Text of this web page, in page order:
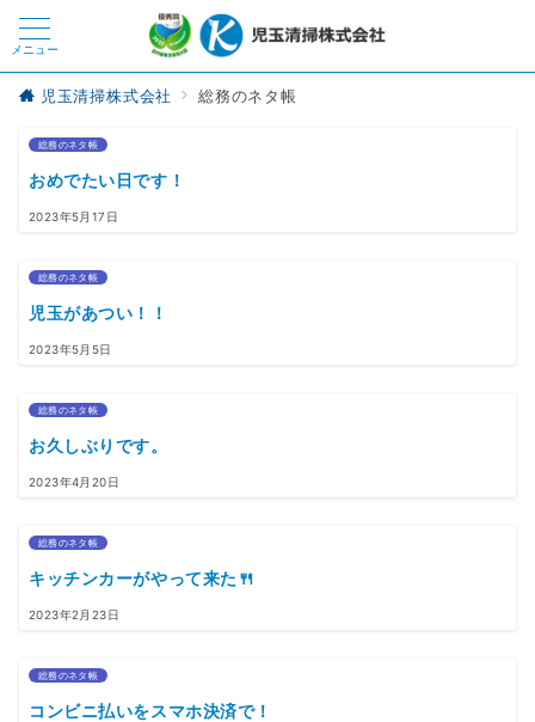
メニュー
児玉清掃株式会社 総務のネタ帳
総務のネタ帳
おめでたい日です！
2023年5月17日
総務のネタ帳
児玉があつい！！
2023年5月5日
総務のネタ帳
お久しぶりです。
2023年4月20日
総務のネタ帳
キッチンカーがやって来た🍴
2023年2月23日
総務のネタ帳
コンビニ払いをスマホ決済で！